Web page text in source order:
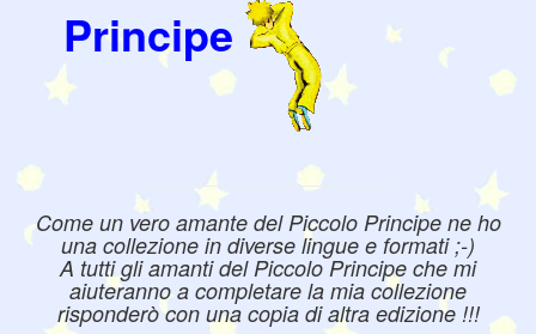
Principe
Come un vero amante del Piccolo Principe ne ho
una collezione in diverse lingue e formati ;-)
A tutti gli amanti del Piccolo Principe che mi
aiuteranno a completare la mia collezione
risponderò con una copia di altra edizione !!!